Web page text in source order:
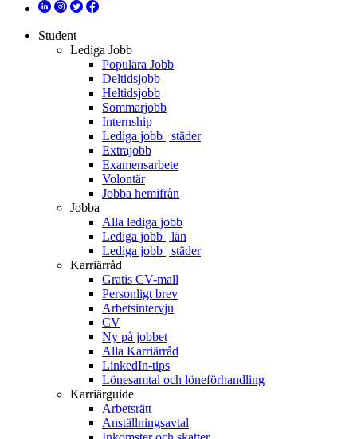
Student
Lediga Jobb
Populära Jobb
Deltidsjobb
Heltidsjobb
Sommarjobb
Internship
Lediga jobb | städer
Extrajobb
Examensarbete
Volontär
Jobba hemifrån
Jobba
Alla lediga jobb
Lediga jobb | län
Lediga jobb | städer
Karriärråd
Gratis CV-mall
Personligt brev
Arbetsintervju
CV
Ny på jobbet
Alla Karriärråd
LinkedIn-tips
Lönesamtal och löneförhandling
Karriärguide
Arbetsrätt
Anställningsavtal